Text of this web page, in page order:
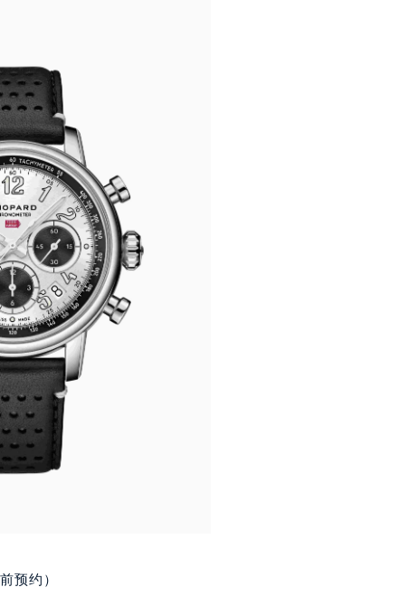
心（需提前预约）
中心（需提前预约）
（需提前预约）
萧邦售后服务中心（需提前预约）
修授权店1楼萧邦售后服务中心（需提前预约）
修授权店1楼萧邦售后服务中心（需提前预约）
D座11层1102室萧邦售后服务中心（北京总部）（需提前预约）
座6层602室萧邦售后服务中心（需提前预约）
邦售后服务中心（需提前预约）
邦售后服务中心（需提前预约）
后服务中心（需提前预约）
百货名表维修萧邦售后服务中心（需提前预约）
务中心（需提前预约）
邦售后服务中心（需提前预约）
售后服务中心（需提前预约）
后服务中心（需提前预约）
需提前预约）
预约）